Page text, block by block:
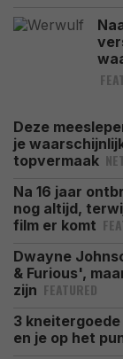
Deze
je
topvermaak
Na 16 jaar
nog altijd,
film er komt
Dwayne
& Furious',
zijn FEATURED
3
en je op het